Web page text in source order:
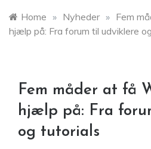
Home » Nyheder » Fem
hjælp på: Fra forum til udviklere
Fem måder at få
hjælp på: Fra
og tutorials